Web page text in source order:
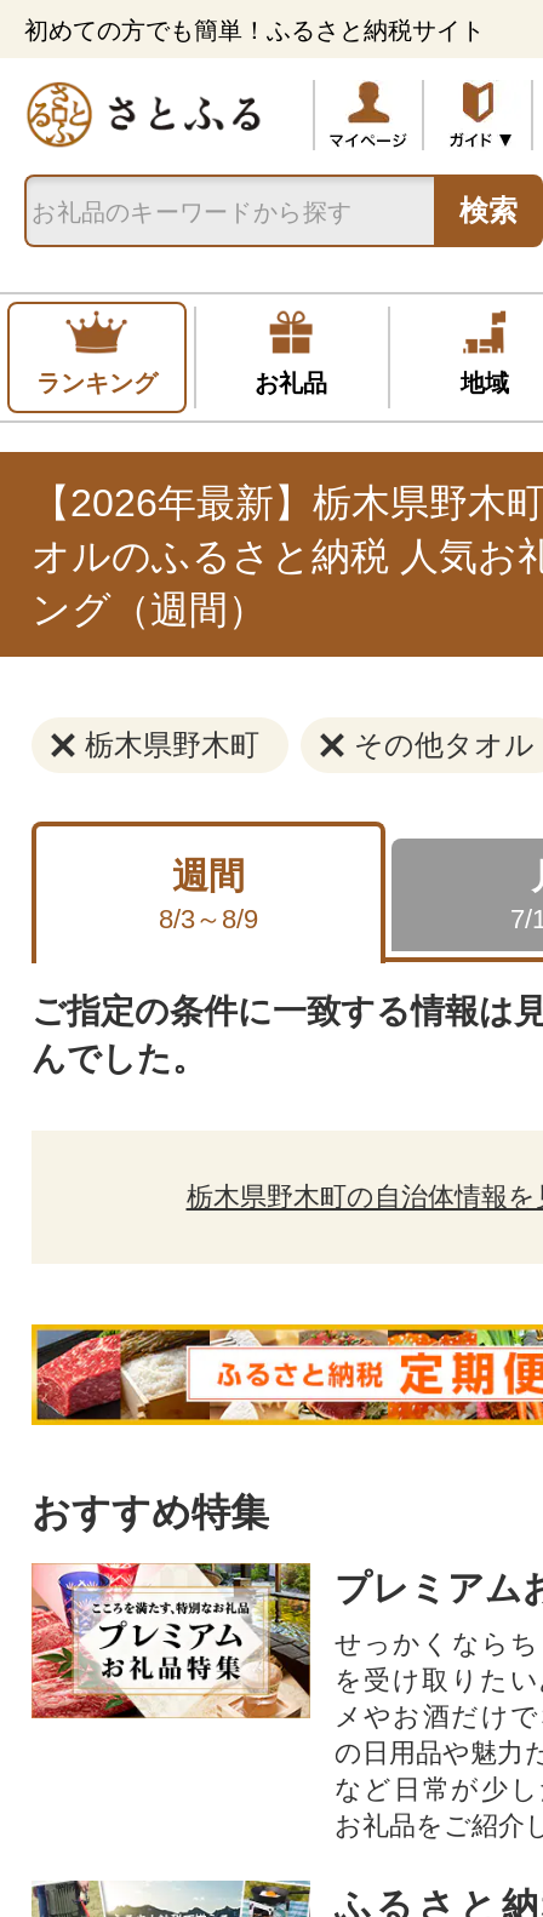
初めての方でも簡単！ふるさと納税サイト
検索
ランキング お礼品 地域
【2026年最新】栃木県野木
オルのふるさと納税 人気お
ング（週間）
栃木県野木町 その他タオル
週間
8/3～8/9 7/
ご指定の条件に一致する情報は
んでした。
栃木県野木町の自治体情報を
おすすめ特集
プレミアム
せっかくなら
を受け取りた
メやお酒だけ
の日用品や魅力
など日常が少
お礼品をご紹介
ふるさと